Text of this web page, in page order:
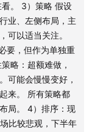
下来该怎么办？
以及对市场关注
，解读和购买链
置，我把它做成
。 3）策略 假设
业、左侧布局，主
可以适当关注。
要，但作为单独重
略：超额难做，
可能会慢慢变好，
来。 所有策略都
局。 4）排序：现
比较悲观，下半年